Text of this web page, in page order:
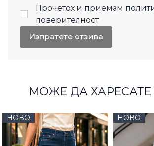
Прочетох и приемам
поверителност
Изпратете отзива
МОЖЕ ДА
НОВО НОВО